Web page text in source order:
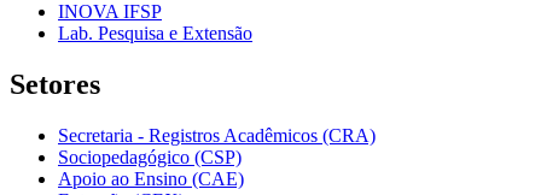
INOVA IFSP
Lab. Pesquisa e Extensão
Setores
Secretaria - Registros Acadêmicos (CRA)
Sociopedagógico (CSP)
Apoio ao Ensino (CAE)